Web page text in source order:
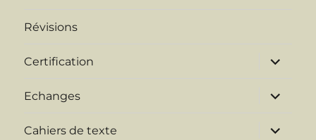
Révisions
Certification
ouvrir
menu
Echanges
ouvrir
menu
Cahiers de texte
ouvrir